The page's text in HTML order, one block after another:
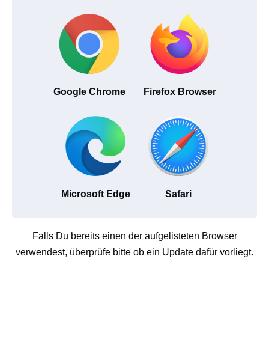
Google Chrome Firefox Browser
Microsoft Edge Safari
Falls Du bereits einen der aufgelisteten Browser
verwendest, überprüfe bitte ob ein Update dafür vorliegt.